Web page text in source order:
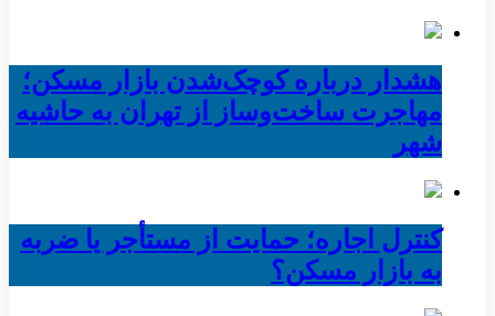
هشدار درباره کوچک‌شدن بازار مسکن؛
مهاجرت ساخت‌وساز از تهران به حاشیه‌
شهر
کنترل اجاره؛ حمایت از مستأجر یا ضربه
به بازار مسکن؟